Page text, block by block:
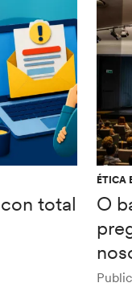
total
ÉTICA
O